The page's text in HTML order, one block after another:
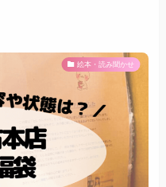
絵本・読み聞かせ